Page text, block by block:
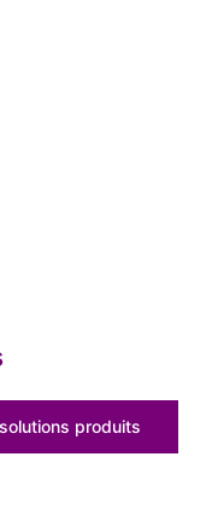
produits